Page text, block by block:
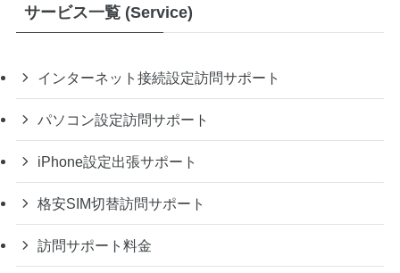
サービス一覧 (Service)
インターネット接続設定訪問サポート
パソコン設定訪問サポート
iPhone設定出張サポート
格安SIM切替訪問サポート
訪問サポート料金